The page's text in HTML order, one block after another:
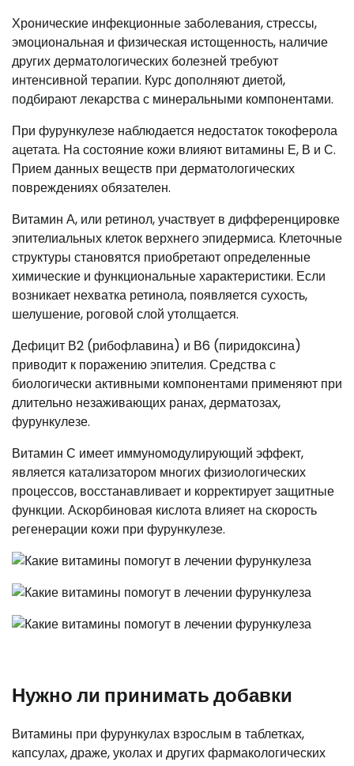
Хронические инфекционные заболевания, стрессы,
эмоциональная и физическая истощенность, наличие
других дерматологических болезней требуют
интенсивной терапии. Курс дополняют диетой,
подбирают лекарства с минеральными компонентами.
При фурункулезе наблюдается недостаток токоферола
ацетата. На состояние кожи влияют витамины Е, В и С.
Прием данных веществ при дерматологических
повреждениях обязателен.
Витамин А, или ретинол, участвует в дифференцировке
эпителиальных клеток верхнего эпидермиса. Клеточные
структуры становятся приобретают определенные
химические и функциональные характеристики. Если
возникает нехватка ретинола, появляется сухость,
шелушение, роговой слой утолщается.
Дефицит В2 (рибофлавина) и В6 (пиридоксина)
приводит к поражению эпителия. Средства с
биологически активными компонентами применяют при
длительно незаживающих ранах, дерматозах,
фурункулезе.
Витамин С имеет иммуномодулирующий эффект,
является катализатором многих физиологических
процессов, восстанавливает и корректирует защитные
функции. Аскорбиновая кислота влияет на скорость
регенерации кожи при фурункулезе.
Нужно ли принимать добавки
Витамины при фурункулах взрослым в таблетках,
капсулах, драже, уколах и других фармакологических